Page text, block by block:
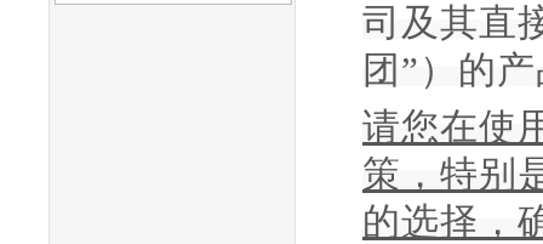
司及其直
团”）的
请您在使
策，特别
的选择，